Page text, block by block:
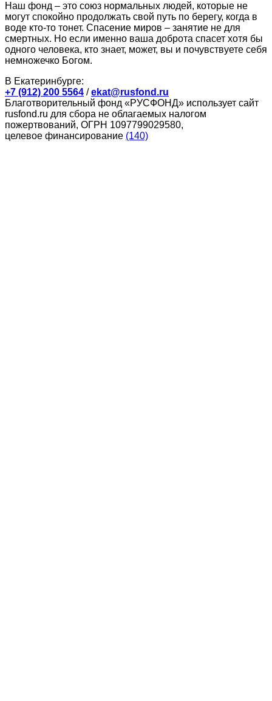
Наш фонд – это союз нормальных людей, которые не
могут спокойно продолжать свой путь по берегу, когда в
воде кто-то тонет. Спасение миров – занятие не для
смертных. Но если именно ваша доброта спасет хотя бы
одного человека, кто знает, может, вы и почувствуете себя
немножечко Богом.
В Екатеринбурге:
+7 (912) 200 5564 /ekat@rusfond.ru
Благотворительный фонд «РУСФОНД» использует сайт
rusfond.ru для сбора не облагаемых налогом
пожертвований, ОГРН 1097799029580,
целевое финансирование (140)